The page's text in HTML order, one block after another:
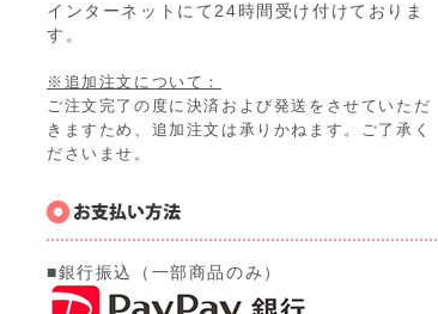
インターネットにて24時間受け付けておりま
す。
※追加注文について：
ご注文完了の度に決済および発送をさせていただ
きますため、追加注文は承りかねます。ご了承く
ださいませ。
■銀行振込（一部商品のみ）